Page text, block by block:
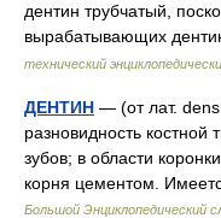
дентин трубчатый,
вырабатывающих
технический
ДЕНТИН — (от лат.
разновидность
зубов; в области
корня цементом.
Большой Энциклопедический